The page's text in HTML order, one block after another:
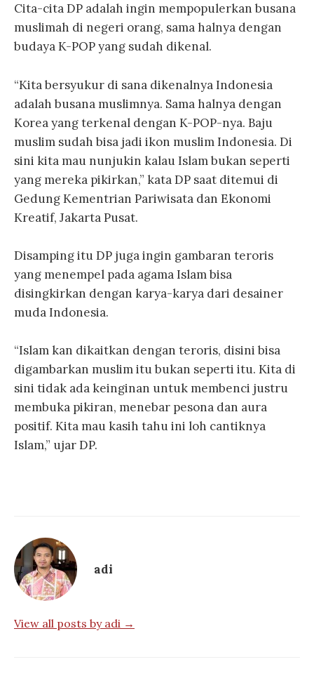
Cita-cita DP adalah ingin mempopulerkan busana
muslimah di negeri orang, sama halnya dengan
budaya K-POP yang sudah dikenal.
“Kita bersyukur di sana dikenalnya Indonesia
adalah busana muslimnya. Sama halnya dengan
Korea yang terkenal dengan K-POP-nya. Baju
muslim sudah bisa jadi ikon muslim Indonesia. Di
sini kita mau nunjukin kalau Islam bukan seperti
yang mereka pikirkan,” kata DP saat ditemui di
Gedung Kementrian Pariwisata dan Ekonomi
Kreatif, Jakarta Pusat.
Disamping itu DP juga ingin gambaran teroris
yang menempel pada agama Islam bisa
disingkirkan dengan karya-karya dari desainer
muda Indonesia.
“Islam kan dikaitkan dengan teroris, disini bisa
digambarkan muslim itu bukan seperti itu. Kita di
sini tidak ada keinginan untuk membenci justru
membuka pikiran, menebar pesona dan aura
positif. Kita mau kasih tahu ini loh cantiknya
Islam,” ujar DP.
adi
View all posts by adi →